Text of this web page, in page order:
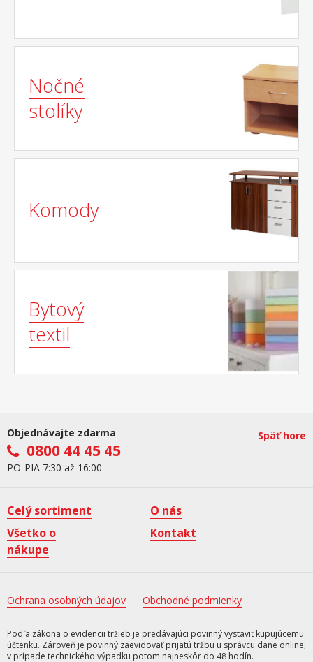
Nočné
stolíky
Komody
Bytový
textil
Objednávajte zdarma
0800 44 45 45
PO-PIA 7:30 až 16:00
Späť hore
Celý sortiment
O nás
Všetko o
nákupe
Kontakt
Ochrana osobných údajov Obchodné podmienky
Podľa zákona o evidencii tržieb je predávajúci povinný vystaviť kupujúcemu
účtenku. Zároveň je povinný zaevidovať prijatú tržbu u správcu dane online;
v prípade technického výpadku potom najneskôr do 48 hodín.